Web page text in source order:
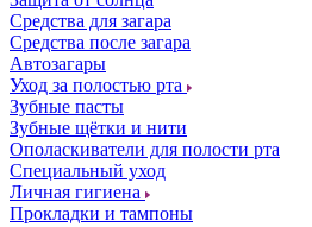
Средства для загара
Средства после загара
Автозагары
Уход за полостью рта
Зубные пасты
Зубные щётки и нити
Ополаскиватели для полости рта
Специальный уход
Личная гигиена
Прокладки и тампоны